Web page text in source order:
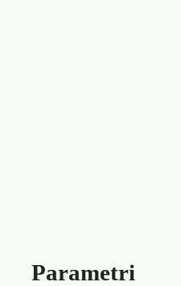
Parametri